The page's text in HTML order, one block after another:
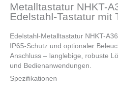
Metalltastatur NHKT-
Edelstahl-Tastatur mit
Edelstahl-Metalltastatur NHKT-
IP65-Schutz und optionaler
Anschluss – langlebige, robuste
und Bedienanwendungen.
Spezifikationen